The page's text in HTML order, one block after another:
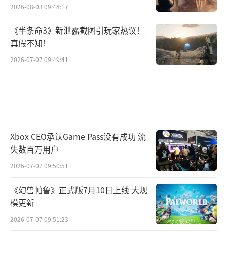
2026-08-03 09:48:17
《半条命3》新泄露截图引玩家热议！
真假不知！
2026-07-07 09:49:41
Xbox CEO承认Game Pass没有成功 流
失数百万用户
2026-07-07 09:50:51
《幻兽帕鲁》正式版7月10日上线 大规
模更新
2026-07-07 09:51:23